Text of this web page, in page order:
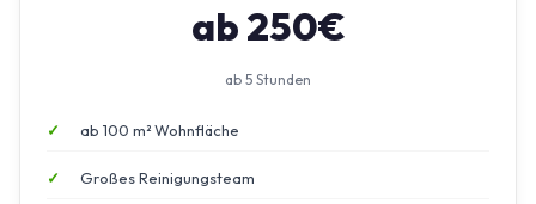
ab 250€
ab 5 Stunden
ab 100 m² Wohnfläche
Großes Reinigungsteam